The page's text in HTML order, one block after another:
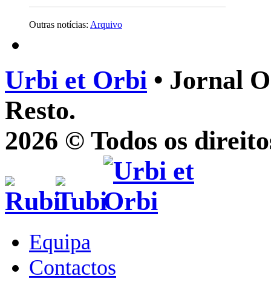
Outras notícias: Arquivo
Urbi et Orbi • Jornal
Resto.
2026 © Todos os
Equipa
Contactos